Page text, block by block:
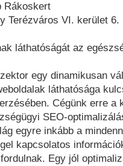
Rákoskert
Terézváros VI. kerület 6.
láthatóságát az
egy dinamikusan
láthatósága
Cégünk erre a
SEO-
egyre inkább a
kapcsolatos
Egy jól